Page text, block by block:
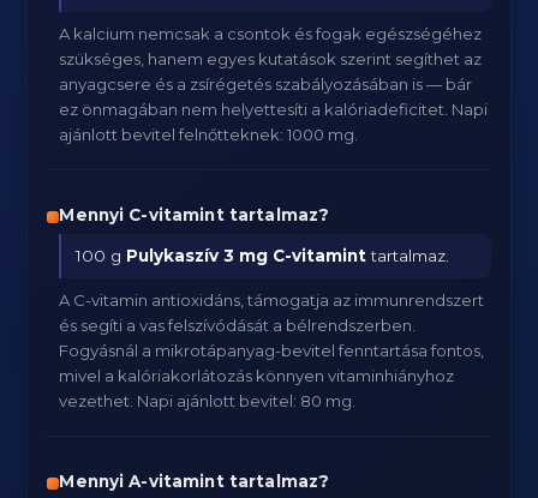
A kalcium nemcsak a csontok és fogak egészségéhez
szükséges, hanem egyes kutatások szerint segíthet az
anyagcsere és a zsírégetés szabályozásában is — bár
ez önmagában nem helyettesíti a kalóriadeficitet. Napi
ajánlott bevitel felnőtteknek: 1000 mg.
Mennyi C-vitamint tartalmaz?
100 g Pulykaszív 3 mg C-vitaminttartalmaz.
A C-vitamin antioxidáns, támogatja az immunrendszert
és segíti a vas felszívódását a bélrendszerben.
Fogyásnál a mikrotápanyag-bevitel fenntartása fontos,
mivel a kalóriakorlátozás könnyen vitaminhiányhoz
vezethet. Napi ajánlott bevitel: 80 mg.
Mennyi A-vitamint tartalmaz?